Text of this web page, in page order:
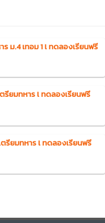
ม.4 เทอม 1 l ทดลองเรียนฟรี
รียมทหาร l ทดลองเรียนฟรี
รียมทหาร l ทดลองเรียนฟรี